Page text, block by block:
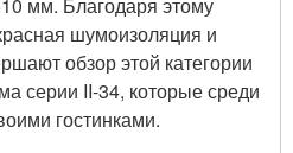
шумоизоляция и
обзор этой категории
серии II-34, которые среди
гостинками.